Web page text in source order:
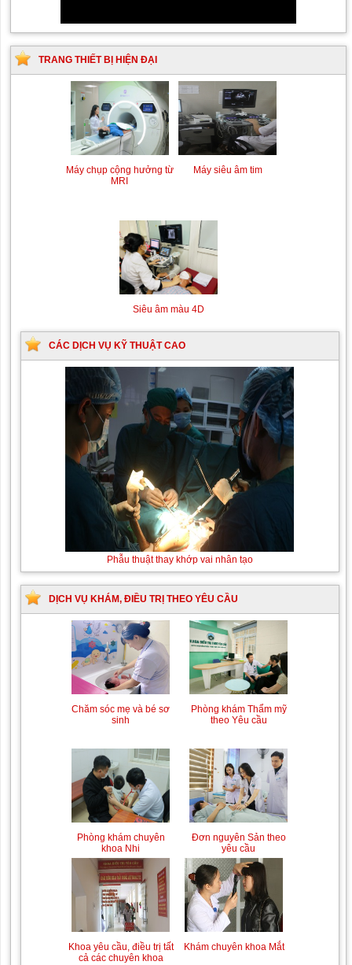
TRANG THIẾT BỊ HIỆN ĐẠI
Máy chụp cộng hưởng từ
MRI
Siêu âm Doppler xuyên
sọ
Máy siêu âm tim
Kỹ thuật chụp mạch máu
Siêu âm màu 4D
CÁC DỊCH VỤ KỸ THUẬT CAO
Phẫu thuật thay khớp vai nhân tạo
DỊCH VỤ KHÁM, ĐIỀU TRỊ THEO YÊU CẦU
Chăm sóc mẹ và bé sơ
sinh
Trung tâm chăm sóc mẹ
bầu và sau sinh
Phòng khám Thẩm mỹ
theo Yêu cầu
Khám bệnh nhân mắc
các bệnh lý về xương,
Phòng khám chuyên
khoa Nhi
Chiếu tia Plasma lạnh hỗ
trợ điều trị vết thương
Đơn nguyên Sản theo
yêu cầu
Khám bệnh nhân sau
phẫu thuật
Khoa yêu cầu, điều trị tất
cả các chuyên khoa
Khám Ngoại khoa Khám chuyên khoa Mắt
Đội ngũ hướng dẫn